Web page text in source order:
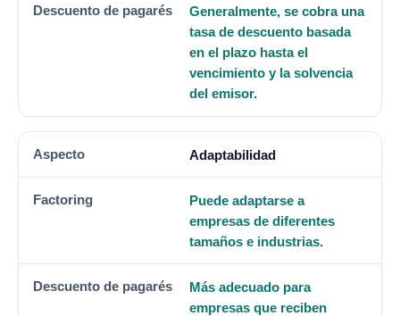
Generalmente, se cobra una
tasa de descuento basada
en el plazo hasta el
vencimiento y la solvencia
del emisor.
Adaptabilidad
Puede adaptarse a
empresas de diferentes
tamaños e industrias.
Más adecuado para
empresas que reciben